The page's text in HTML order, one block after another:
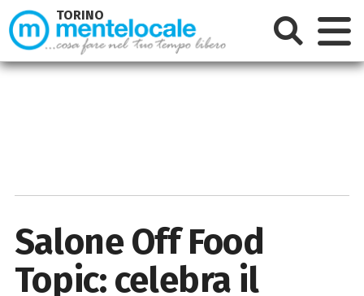
Salone Off Food
Topic: celebra il
TORINO